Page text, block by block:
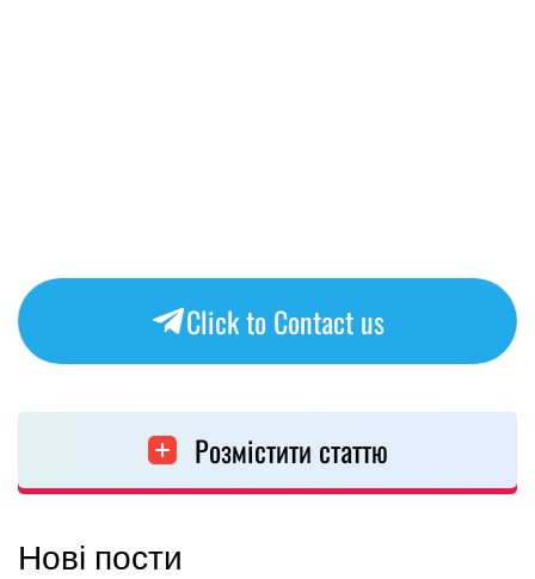
Click to Contact us
Розмістити статтю
Нові пости